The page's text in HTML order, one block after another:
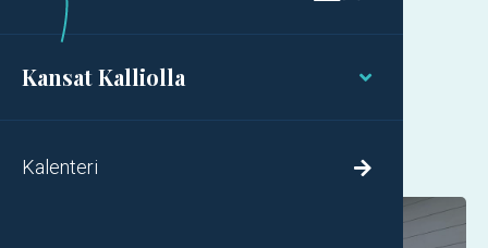
Kansat Kalliolla 
Kalenteri 
Vapauden Tuuli Ristiltä-